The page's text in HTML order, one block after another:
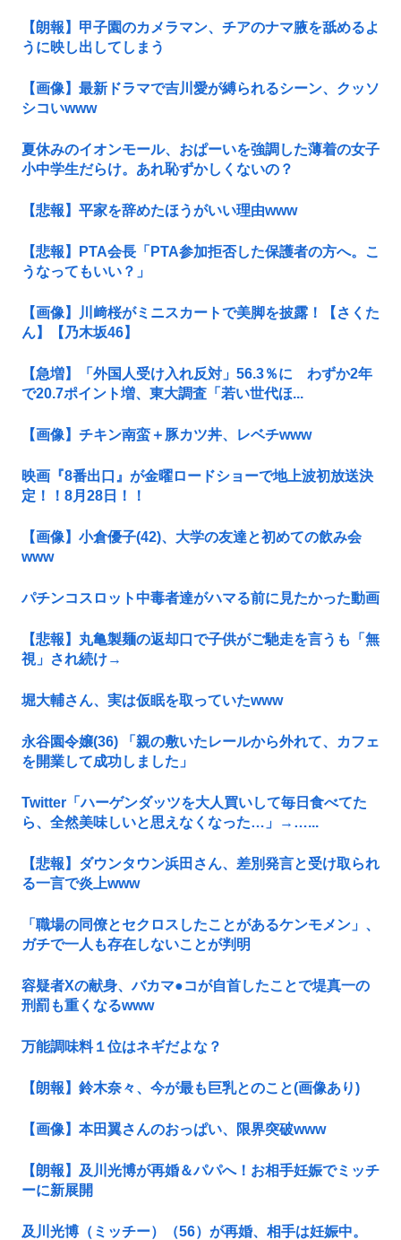
【朗報】甲子園のカメラマン、チアのナマ腋を舐めるよ
うに映し出してしまう
【画像】最新ドラマで吉川愛が縛られるシーン、クッソ
シコいwww
夏休みのイオンモール、おぱーいを強調した薄着の女子
小中学生だらけ。あれ恥ずかしくないの？
【悲報】平家を辞めたほうがいい理由www
【悲報】PTA会長「PTA参加拒否した保護者の方へ。こ
うなってもいい？」
【画像】川﨑桜がミニスカートで美脚を披露！【さくた
ん】【乃木坂46】
【急増】「外国人受け入れ反対」56.3％に わずか2年
で20.7ポイント増、東大調査「若い世代ほ...
【画像】チキン南蛮＋豚カツ丼、レベチwww
映画『8番出口』が金曜ロードショーで地上波初放送決
定！！8月28日！！
【画像】小倉優子(42)、大学の友達と初めての飲み会
www
パチンコスロット中毒者達がハマる前に見たかった動画
【悲報】丸亀製麺の返却口で子供がご馳走を言うも「無
視」され続け→
堀大輔さん、実は仮眠を取っていたwww
永谷園令嬢(36) 「親の敷いたレールから外れて、カフェ
を開業して成功しました」
Twitter「ハーゲンダッツを大人買いして毎日食べてた
ら、全然美味しいと思えなくなった…」→…...
【悲報】ダウンタウン浜田さん、差別発言と受け取られ
る一言で炎上www
「職場の同僚とセクロスしたことがあるケンモメン」、
ガチで一人も存在しないことが判明
容疑者Xの献身、バカマ●コが自首したことで堤真一の
刑罰も重くなるwww
万能調味料１位はネギだよな？
【朗報】鈴木奈々、今が最も巨乳とのこと(画像あり)
【画像】本田翼さんのおっぱい、限界突破www
【朗報】及川光博が再婚＆パパへ！お相手妊娠でミッチ
ーに新展開
及川光博（ミッチー）（56）が再婚、相手は妊娠中。